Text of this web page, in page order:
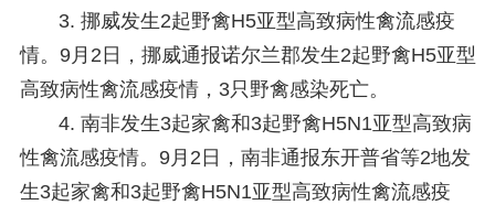
3. 挪威发生2起野禽H5亚型高致病性禽流感疫
情。 9月2日，挪威通报诺尔兰郡发生2起野禽H5亚型
高致病性禽流感疫情，3只野禽感染死亡。
4. 南非发生3起家禽和3起野禽H5N1亚型高致病
性禽流感疫情。 9月2日，南非通报东开普省等2地发
生3起家禽和3起野禽H5N1亚型高致病性禽流感疫